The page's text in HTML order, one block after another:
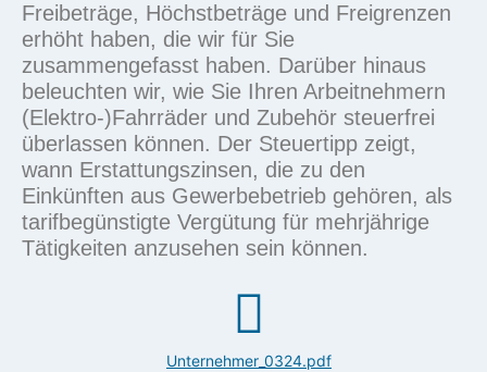
Freibeträge, Höchstbeträge und Freigrenzen
erhöht haben, die wir für Sie
zusammengefasst haben. Darüber hinaus
beleuchten wir, wie Sie Ihren Arbeitnehmern
(Elektro-)Fahrräder und Zubehör steuerfrei
überlassen können. Der Steuertipp zeigt,
wann Erstattungszinsen, die zu den
Einkünften aus Gewerbebetrieb gehören, als
tarifbegünstigte Vergütung für mehrjährige
Tätigkeiten anzusehen sein können.
Unternehmer_0324.pdf